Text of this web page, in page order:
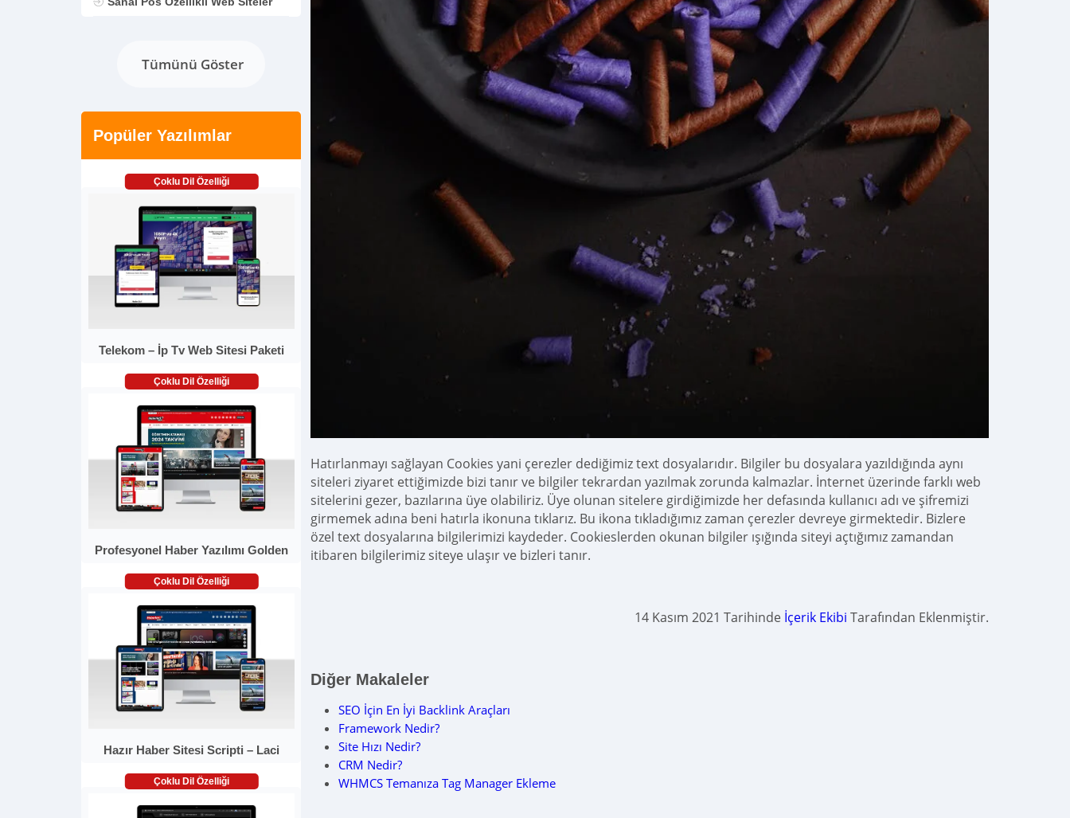
Tümünü Göster
Popüler Yazılımlar
Çoklu Dil Özelliği
Telekom – İp Tv Web Sitesi Paketi
Çoklu Dil Özelliği
Profesyonel Haber Yazılımı Golden
Çoklu Dil Özelliği
Hazır Haber Sitesi Scripti – Laci
Çoklu Dil Özelliği
Hatırlanmayı sağlayan Cookies yani çerezler dediğimiz text dosyalarıdır. Bilgiler bu dosyalara yazıldığında aynı
siteleri ziyaret ettiğimizde bizi tanır ve bilgiler tekrardan yazılmak zorunda kalmazlar. İnternet üzerinde farklı web
sitelerini gezer, bazılarına üye olabiliriz. Üye olunan sitelere girdiğimizde her defasında kullanıcı adı ve şifremizi
girmemek adına beni hatırla ikonuna tıklarız. Bu ikona tıkladığımız zaman çerezler devreye girmektedir. Bizlere
özel text dosyalarına bilgilerimizi kaydeder. Cookieslerden okunan bilgiler ışığında siteyi açtığımız zamandan
itibaren bilgilerimiz siteye ulaşır ve bizleri tanır.
14 Kasım 2021 Tarihinde İçerik Ekibi Tarafından Eklenmiştir.
Diğer Makaleler
SEO İçin En İyi Backlink Araçları
Framework Nedir?
Site Hızı Nedir?
CRM Nedir?
WHMCS Temanıza Tag Manager Ekleme